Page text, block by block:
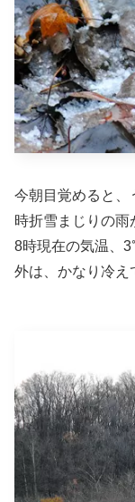
今朝目覚めると、
時折雪まじりの雨
8時現在の気温、
外は、かなり冷え